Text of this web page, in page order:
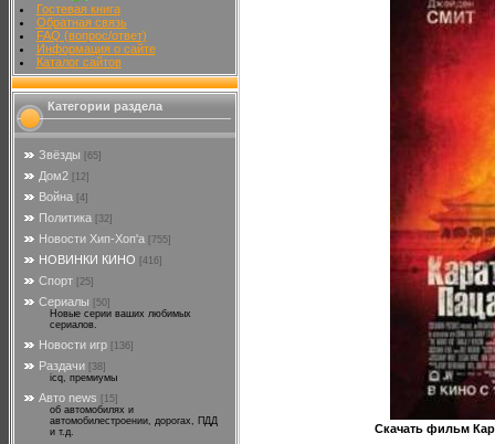
Гостевая книга
Обратная связь
FAQ (вопрос/ответ)
Информация о сайте
Каталог сайтов
Категории раздела
Звёзды [65]
Дом2 [12]
Война [4]
Политика [32]
Новости Хип-Хоп'а [755]
НОВИНКИ КИНО [416]
Спорт [25]
Сериалы
[50]
Новые серии ваших любимых
сериалов.
Новости игр [136]
Раздачи
[38]
icq, премиумы
Авто news
[15]
об автомобилях и
автомобилестроении, дорогах, ПДД
и т.д.
Скачать фильм